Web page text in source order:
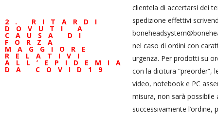
2. RITARDI
DOVUTI A
CAUSA DI
FORZA
MAGGIORE
RELATIVI
ALL’EPIDEMIA
DA COVID19
clientela di accertarsi dei
spedizione effettivi
nel caso di ordini con
urgenza. Per prodotti su
con la dicitura “preorder”,
video, notebook e PC
misura, non sarà possibile
successivamente l’ordine,